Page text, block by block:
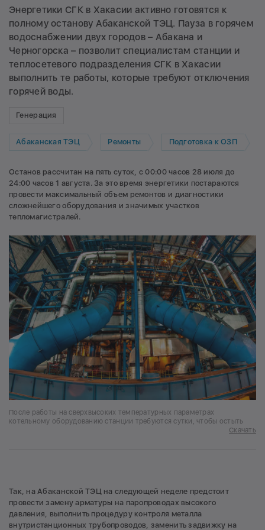
Энергетики СГК в Хакасии активно готовятся к
полному останову Абаканской ТЭЦ. Пауза в горячем
водоснабжении двух городов – Абакана и
Черногорска – позволит специалистам станции и
теплосетевого подразделения СГК в Хакасии
выполнить те работы, которые требуют отключения
горячей воды.
Генерация
Абаканская ТЭЦ Ремонты Подготовка к ОЗП
Останов рассчитан на пять суток, c 00:00 часов 28 июля до
24:00 часов 1 августа. За это время энергетики постараются
провести максимальный объем ремонтов и диагностики
сложнейшего оборудования и значимых участков
тепломагистралей.
После работы на сверхвысоких температурных параметрах
котельному оборудованию станции требуются сутки, чтобы остыть
Скачать
Так, на Абаканской ТЭЦ на следующей неделе предстоит
провести замену арматуры на паропроводах высокого
давления, выполнить процедуру контроля металла
внутристанционных трубопроводов, заменить задвижку на